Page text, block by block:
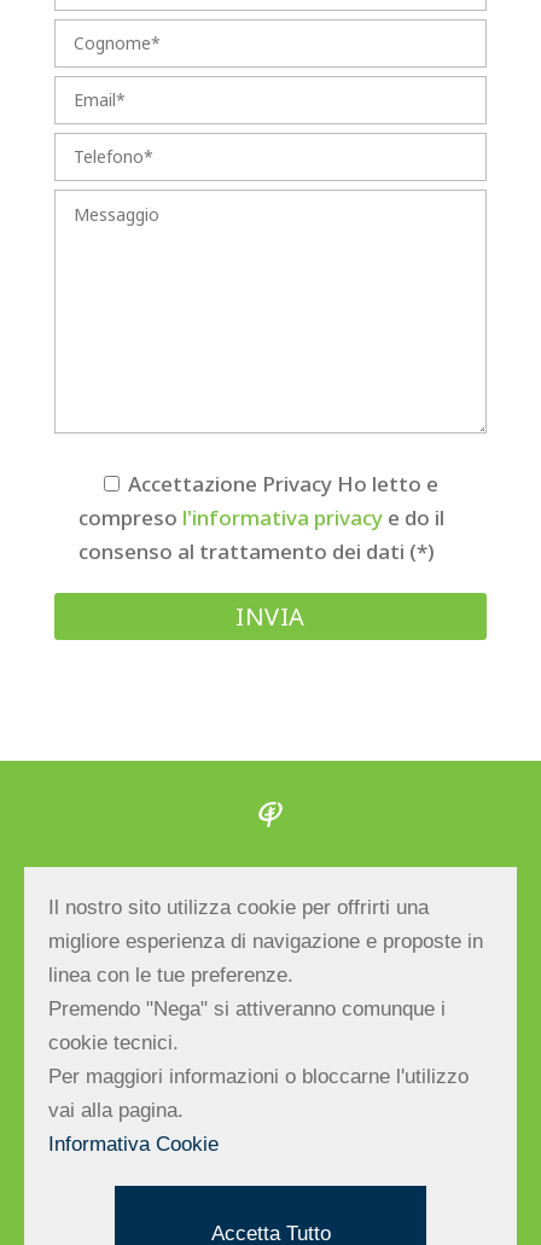
Accettazione PrivacyHo letto e
compreso l'informativa privacye do il
consenso al trattamento dei dati (*)
Via E.Bevilacqua, 27 – 47039 Savignano sul
Rubicone (FC) ITALY | Tel/fax
+39.0541.943666| E-mail:
info@alberomaestro.com
C.F. e P.IVA: 03377740406 | Reg.Impr.di FC –
R.E.A. di FC n.298283 – Cap. Soc. € 10.000,00
| PEC:alberomaestro@cert.cna.it
Il nostro sito utilizza cookie per offrirti una
migliore esperienza di navigazione e proposte in
linea con le tue preferenze.
Premendo "Nega" si attiveranno comunque i
cookie tecnici.
Per maggiori informazioni o bloccarne l'utilizzo
vai alla pagina.
Informativa Cookie
Accetta Tutto